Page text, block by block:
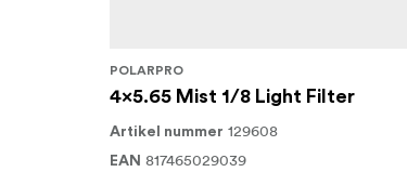
POLARPRO
4x5.65 Mist 1/8 Light Filter
Artikel nummer 129608
EAN 817465029039